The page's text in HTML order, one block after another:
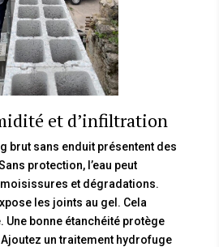
et d’infiltration
brut sans enduit présentent des
protection, l’eau peut
moisissures et dégradations.
les joints au gel. Cela
bonne étanchéité protège
un traitement hydrofuge